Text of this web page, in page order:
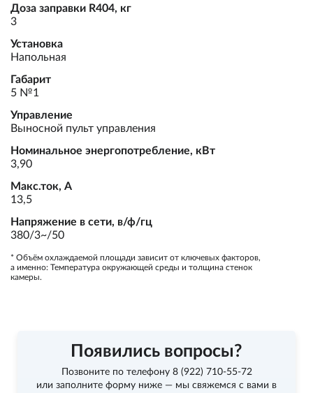
Доза заправки R404, кг
3
Установка
Напольная
Габарит
5 №1
Управление
Выносной пульт управления
Номинальное энергопотребление, кВт
3,90
Макс.ток, А
13,5
Напряжение в сети, в/ф/гц
380/3~/50
* Объём охлаждаемой площади зависит от ключевых факторов,
а именно: Температура окружающей среды и толщина стенок
камеры.
Появились вопросы?
Позвоните по телефону 8 (922) 710-55-72
или заполните форму ниже — мы свяжемся с вами в